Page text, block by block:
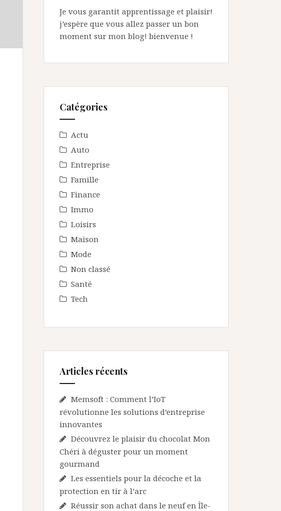
Je vous garantit apprentissage et plaisir!
j’espère que vous allez passer un bon
moment sur mon blog! bienvenue !
Catégories
Actu
Auto
Entreprise
Famille
Finance
Immo
Loisirs
Maison
Mode
Non classé
Santé
Tech
Articles récents
Memsoft : Comment l’IoT
révolutionne les solutions d’entreprise
innovantes
Découvrez le plaisir du chocolat Mon
Chéri à déguster pour un moment
gourmand
Les essentiels pour la décoche et la
protection en tir à l’arc
Réussir son achat dans le neuf en Île-